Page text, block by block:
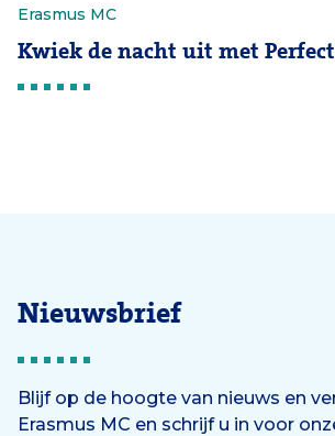
Erasmus MC
Kwiek de nacht uit met
Nieuwsbrief
Blijf op de hoogte van nieuws en
Erasmus MC en schrijf u in voor